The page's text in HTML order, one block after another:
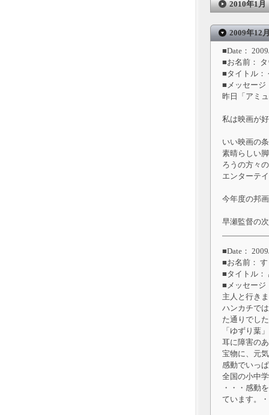
2010年1月
2009年12
■Date：
■お名前：
■タイトル：
■メッセージ
昨日「アミ
私は映画が
いい映画の
素晴らしい
ろうの方々
エンターテ
今年度の邦
早瀬監督の
■Date：
■お名前：
■タイトル：
■メッセージ
主人と行き
ハンカチで
た通りでし
「ゆずり葉
耳に障害の
宝物に、元
感動でいっ
全国の小中
・・・感動
ています。